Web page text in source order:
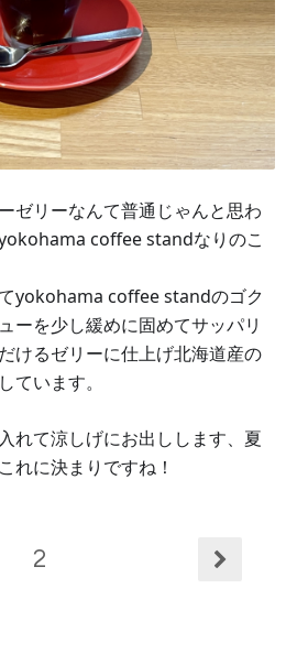
ゼリーなんて普通じゃんと思わ
coffee standなりのこ
yokohama coffee standのゴク
ーを少し緩めに固めてサッパリ
けるゼリーに仕上げ北海道産の
ています。
れて涼しげにお出しします、夏
れに決まりですね！
2